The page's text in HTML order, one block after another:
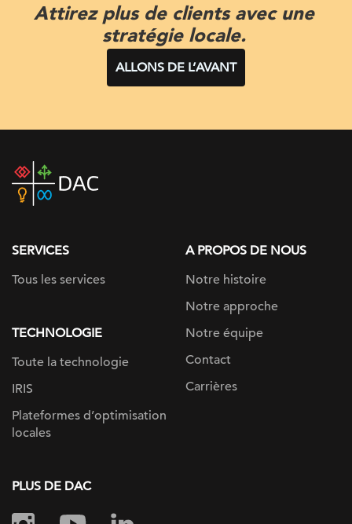
Attirez plus de clients avec une
stratégie locale.
ALLONS DE L’AVANT
DAC
home
SERVICES
Tous les services
TECHNOLOGIE
Toute la technologie
IRIS
Plateformes d’optimisation
locales
A PROPOS DE NOUS
Notre histoire
Notre approche
Notre équipe
Contact
Carrières
PLUS DE DAC